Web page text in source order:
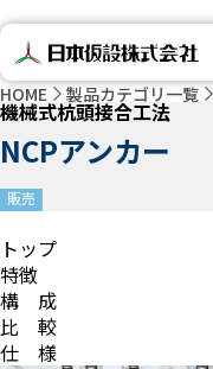
HOME 製品カテゴリ一覧
機械式杭頭接合工法
NCPアンカー
販売
トップ
特徴
構 成
比 較
仕 様